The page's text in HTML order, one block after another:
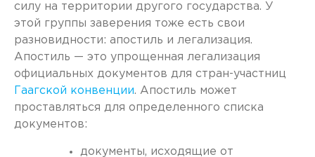
силу на территории другого государства. У
этой группы заверения тоже есть свои
разновидности: апостиль и легализация.
Апостиль — это упрощенная легализация
официальных документов для стран-участниц
Гаагской конвенции. Апостиль может
проставляться для определенного списка
документов:
документы, исходящие от